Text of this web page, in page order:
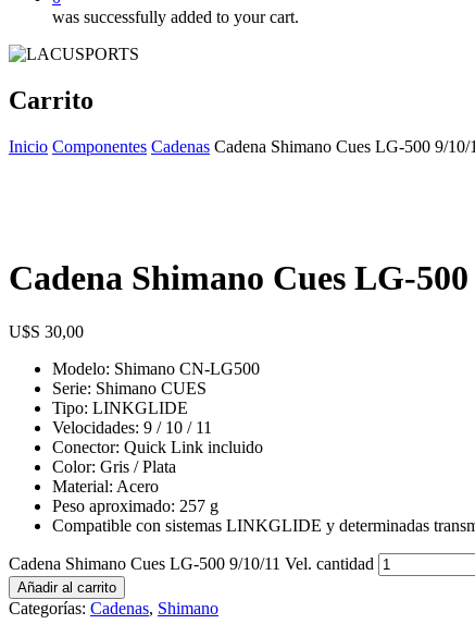
was successfully added to your cart.
Carrito
Inicio Componentes Cadenas Cadena Shimano Cues LG-500 9/10/
Cadena Shimano Cues LG-500
$
30,00
Modelo: Shimano CN-LG500
Serie: Shimano CUES
Tipo: LINKGLIDE
Velocidades: 9 / 10 / 11
Conector: Quick Link incluido
Color: Gris / Plata
Material: Acero
Peso aproximado: 257 g
Compatible con sistemas LINKGLIDE y determinadas
Cadena Shimano Cues LG-500 9/10/11 Vel. cantidad
Añadir al carrito
Categorías: Cadenas, Shimano